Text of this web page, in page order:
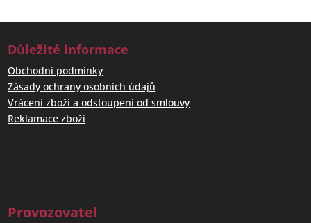
Důležité informace
Obchodní podmínky
Zásady ochrany osobních údajů
Vrácení zboží a odstoupení od smlouvy
Reklamace zboží
Provozovatel